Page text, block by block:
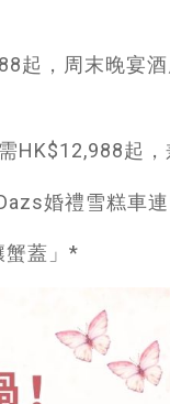
起，周末晚宴
HK$12,988起
婚禮雪糕車
蟹蓋」*